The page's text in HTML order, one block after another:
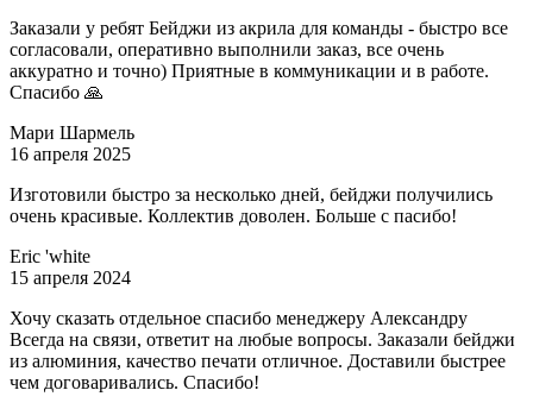
Заказали у ребят Бейджи из акрила для команды - быстро все
согласовали, оперативно выполнили заказ, все очень
аккуратно и точно) Приятные в коммуникации и в работе.
Спасибо 🙏
Мари Шармель
16 апреля 2025
Изготовили быстро за несколько дней, бейджи получились
очень красивые. Коллектив доволен. Больше с пасибо!
Eric 'white
15 апреля 2024
Хочу сказать отдельное спасибо менеджеру Александру
Всегда на связи, ответит на любые вопросы. Заказали бейджи
из алюминия, качество печати отличное. Доставили быстрее
чем договаривались. Спасибо!